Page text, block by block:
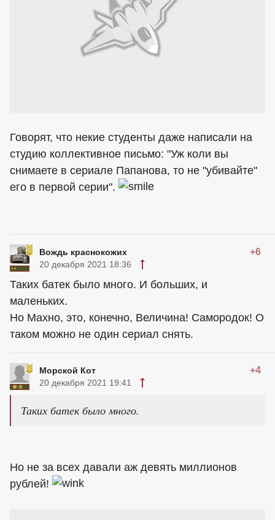
Говорят, что некие студенты даже написали на
студию коллективное письмо: "Уж коли вы
снимаете в сериале Папанова, то не "убивайте"
его в первой серии".
Вождь краснокожих +6
20 декабря 2021 18:36
Таких батек было много. И больших, и
маленьких.
Но Махно, это, конечно, Величина! Самородок! О
таком можно не один сериал снять.
Морской Кот +4
20 декабря 2021 19:41
Таких батек было много.
Но не за всех давали аж девять миллионов
рублей!